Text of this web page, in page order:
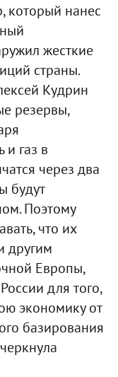
который нанес
жесткие
страны.
Кудрин
резервы,
газ в
через два
будут
Поэтому
что их
другим
Европы,
для того,
экономику от
базирования